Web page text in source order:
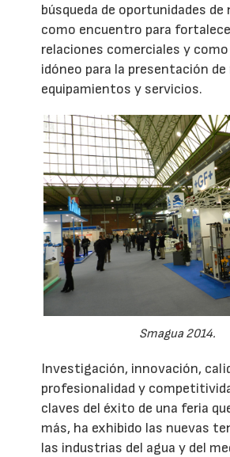
búsqueda de oportunidades de
como encuentro para
relaciones comerciales y
idóneo para la presentación de
equipamientos y servicios.
Smagua 2014.
Investigación, innovación,
profesionalidad y
claves del éxito de una feria
más, ha exhibido las nuevas
las industrias del agua y del